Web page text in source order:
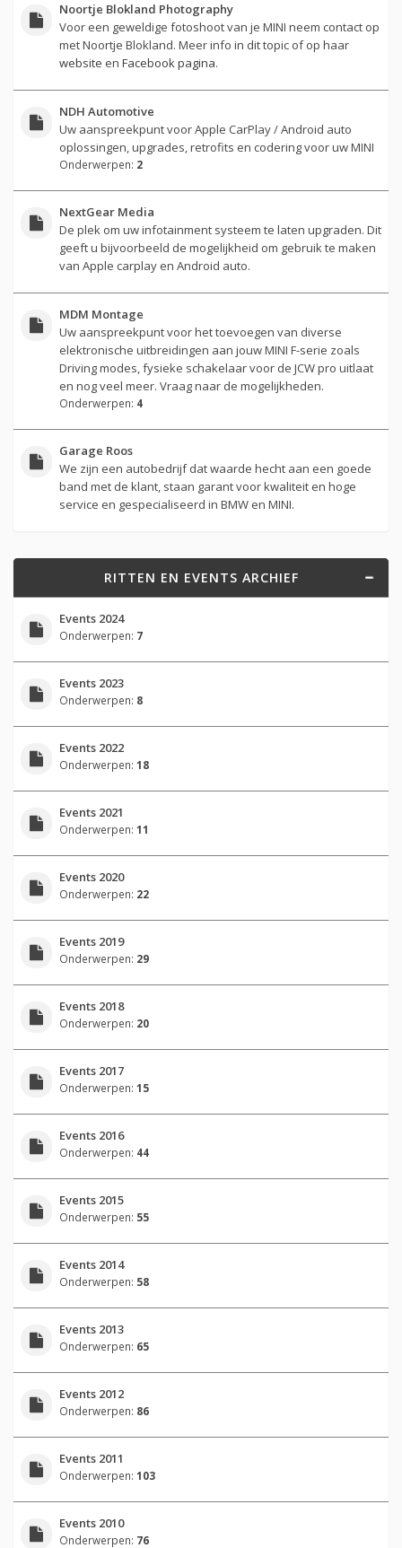
Noortje Blokland Photography
Voor een geweldige fotoshoot van je MINI neem contact op
met Noortje Blokland. Meer info in dit topic of op haar
website en Facebook pagina.
NDH Automotive
Uw aanspreekpunt voor Apple CarPlay / Android auto
oplossingen, upgrades, retrofits en codering voor uw MINI
Onderwerpen: 2
NextGear Media
De plek om uw infotainment systeem te laten upgraden. Dit
geeft u bijvoorbeeld de mogelijkheid om gebruik te maken
van Apple carplay en Android auto.
MDM Montage
Uw aanspreekpunt voor het toevoegen van diverse
elektronische uitbreidingen aan jouw MINI F-serie zoals
Driving modes, fysieke schakelaar voor de JCW pro uitlaat
en nog veel meer. Vraag naar de mogelijkheden.
Onderwerpen: 4
Garage Roos
We zijn een autobedrijf dat waarde hecht aan een goede
band met de klant, staan garant voor kwaliteit en hoge
service en gespecialiseerd in BMW en MINI.
RITTEN EN EVENTS ARCHIEF
Events 2024
Onderwerpen: 7
Events 2023
Onderwerpen: 8
Events 2022
Onderwerpen: 18
Events 2021
Onderwerpen: 11
Events 2020
Onderwerpen: 22
Events 2019
Onderwerpen: 29
Events 2018
Onderwerpen: 20
Events 2017
Onderwerpen: 15
Events 2016
Onderwerpen: 44
Events 2015
Onderwerpen: 55
Events 2014
Onderwerpen: 58
Events 2013
Onderwerpen: 65
Events 2012
Onderwerpen: 86
Events 2011
Onderwerpen: 103
Events 2010
Onderwerpen: 76